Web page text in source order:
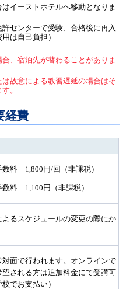
イーストホテルへ移動となりま
センターで受験、合格後に再入
は自己負担）
、宿泊先が替わることがありま
故意による教習遅延の場合はそ
。
経費
数料 1,800円/回（非課税）
数料 1,100円（非課税）
よるスケジュールの変更の際にか
対面で行われます。オンラインで
望される方は追加料金にて受講可
でお支払い）